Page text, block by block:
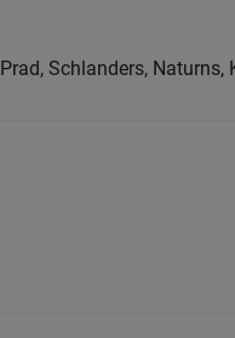
Prad, Schlanders, Naturns,